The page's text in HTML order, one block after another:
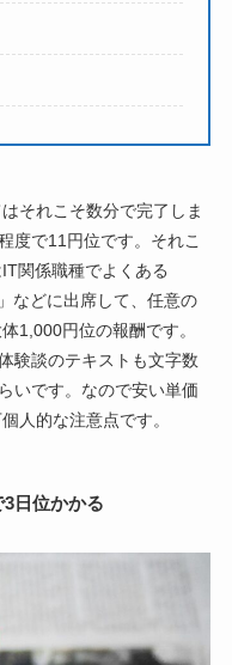
それこそ数分で完了しま
度で11円位です。それこ
関係職種でよくある
などに出席して、任意の
1,000円位の報酬です。
験談のテキストも文字数
いです。なので安い単価
人的な注意点です。
日位かかる